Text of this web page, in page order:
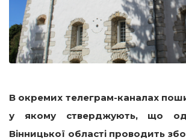
В окремих телеграм-каналах
у якому стверджують, що
Вінницької області проводить